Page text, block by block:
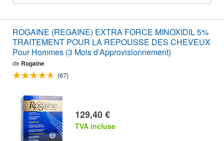
ROGAINE (REGAINE) EXTRA FORCE MINOXIDIL 5%
TRAITEMENT POUR LA REPOUSSE DES CHEVEUX
Pour Hommes (3 Mois d’Approvisionnement)
de Rogaine
(67)
129,40 €
TVA incluse